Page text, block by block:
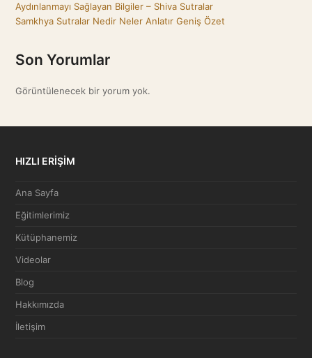
Aydınlanmayı Sağlayan Bilgiler – Shiva Sutralar
Samkhya Sutralar Nedir Neler Anlatır Geniş Özet
Son Yorumlar
Görüntülenecek bir yorum yok.
HIZLI ERİŞİM
Ana Sayfa
Eğitimlerimiz
Kütüphanemiz
Videolar
Blog
Hakkımızda
İletişim